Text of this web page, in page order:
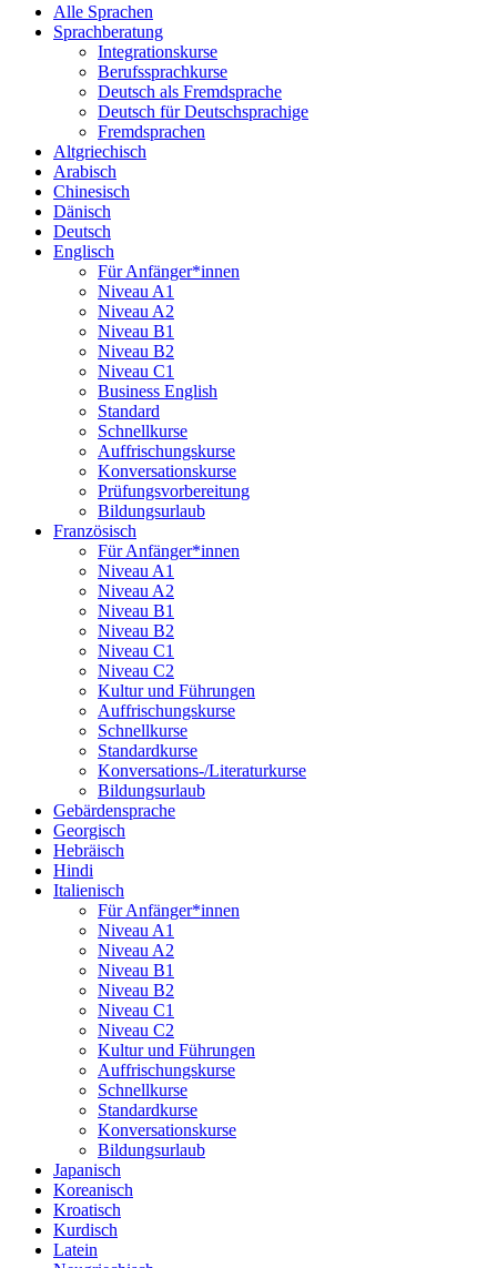
Alle Sprachen
Sprachberatung
Integrationskurse
Berufssprachkurse
Deutsch als Fremdsprache
Deutsch für Deutschsprachige
Fremdsprachen
Altgriechisch
Arabisch
Chinesisch
Dänisch
Deutsch
Englisch
Für Anfänger*innen
Niveau A1
Niveau A2
Niveau B1
Niveau B2
Niveau C1
Business English
Standard
Schnellkurse
Auffrischungskurse
Konversationskurse
Prüfungsvorbereitung
Bildungsurlaub
Französisch
Für Anfänger*innen
Niveau A1
Niveau A2
Niveau B1
Niveau B2
Niveau C1
Niveau C2
Kultur und Führungen
Auffrischungskurse
Schnellkurse
Standardkurse
Konversations-/Literaturkurse
Bildungsurlaub
Gebärdensprache
Georgisch
Hebräisch
Hindi
Italienisch
Für Anfänger*innen
Niveau A1
Niveau A2
Niveau B1
Niveau B2
Niveau C1
Niveau C2
Kultur und Führungen
Auffrischungskurse
Schnellkurse
Standardkurse
Konversationskurse
Bildungsurlaub
Japanisch
Koreanisch
Kroatisch
Kurdisch
Latein